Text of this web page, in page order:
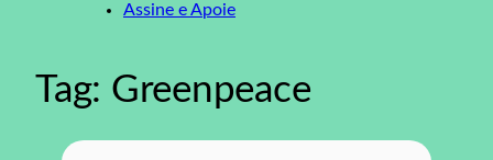
Assine e Apoie
Tag: Greenpeace